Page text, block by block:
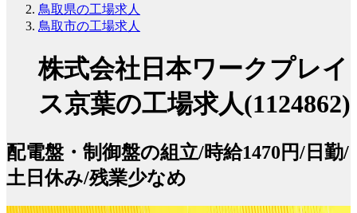
鳥取県の工場求人
鳥取市の工場求人
株式会社日本ワークプレイ
ス京葉の工場求人(1124862)
配電盤・制御盤の組立/時給1470円/日勤/
土日休み/残業少なめ